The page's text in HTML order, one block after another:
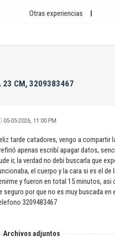
Otras experiencias
23 CM, 3209383467
05-05-2026, 11:00 PM
tarde catadores, vengo a compartir
apenas escribí apagar datos,
ir, la verdad no debi buscarla que
el cuerpo y la cara si es el
y fueron en total 15 minutos, asi
seguro por que no es muy buscada en
3209483467
Archivos adjuntos